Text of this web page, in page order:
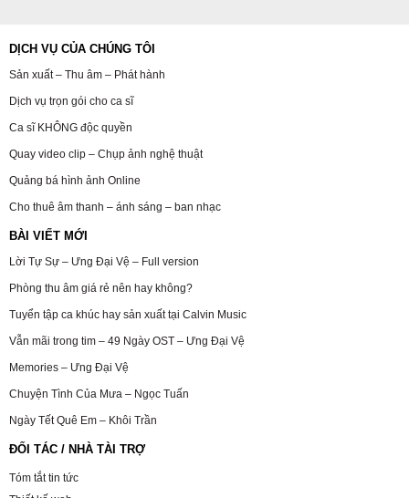
DỊCH VỤ CỦA CHÚNG TÔI
Sản xuất – Thu âm – Phát hành
Dịch vụ trọn gói cho ca sĩ
Ca sĩ KHÔNG độc quyền
Quay video clip – Chụp ảnh nghệ thuật
Quảng bá hình ảnh Online
Cho thuê âm thanh – ánh sáng – ban nhạc
BÀI VIẾT MỚI
Lời Tự Sự – Ưng Đại Vệ – Full version
Phòng thu âm giá rẻ nên hay không?
Tuyển tập ca khúc hay sản xuất tại Calvin Music
Vẫn mãi trong tim – 49 Ngày OST – Ưng Đại Vệ
Memories – Ưng Đại Vệ
Chuyện Tình Của Mưa – Ngọc Tuấn
Ngày Tết Quê Em – Khôi Trần
ĐỐI TÁC / NHÀ TÀI TRỢ
Tóm tắt tin tức